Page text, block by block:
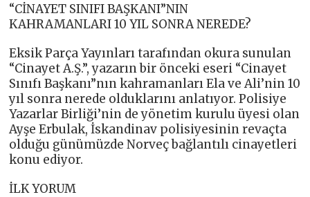
“CİNAYET SINIFI BAŞKANI”NIN
KAHRAMANLARI 10 YIL SONRA NEREDE?
Eksik Parça Yayınları tarafından okura sunulan
“Cinayet A.Ş.”, yazarın bir önceki eseri “Cinayet
Sınıfı Başkanı”nın kahramanları Ela ve Ali’nin 10
yıl sonra nerede olduklarını anlatıyor. Polisiye
Yazarlar Birliği’nin de yönetim kurulu üyesi olan
Ayşe Erbulak, İskandinav polisiyesinin revaçta
olduğu günümüzde Norveç bağlantılı cinayetleri
konu ediyor.
İLK YORUM